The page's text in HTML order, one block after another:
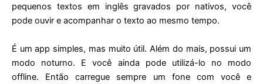
pequenos textos em inglês gravados por nativos, você
pode ouvir e acompanhar o texto ao mesmo tempo.
É um app simples, mas muito útil. Além do mais, possui um
modo noturno. E você ainda pode utilizá-lo no modo
offline. Então carregue sempre um fone com você e